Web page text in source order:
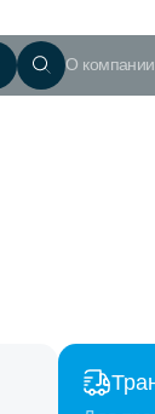
О компании